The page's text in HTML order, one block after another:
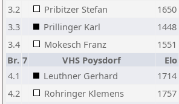
3.2
Pribitzer Stefan 1650
3.3
Prillinger Karl 1448
3.4
Mokesch Franz 1551
Br. 7 VHS Poysdorf Elo
4.1
Leuthner Gerhard 1714
4.2
Rohringer Klemens 1757